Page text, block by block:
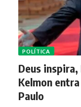
POLÍTICA
Deus
Kelmon
Paulo